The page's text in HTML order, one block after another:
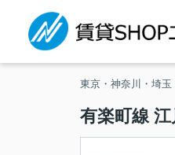
東京・神奈川・埼
有楽町線